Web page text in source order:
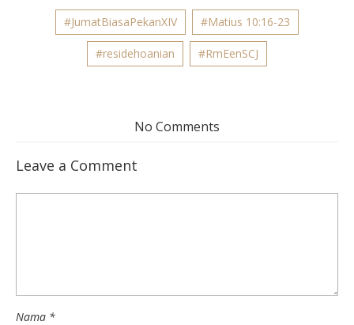
#JumatBiasaPekanXIV #Matius 10:16-23
#residehoanian #RmEenSCJ
No Comments
Leave a Comment
Nama *